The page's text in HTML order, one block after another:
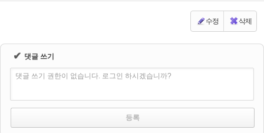
수정 삭제
✔ 댓글 쓰기
댓글 쓰기 권한이 없습니다. 로그인 하시겠습니까?